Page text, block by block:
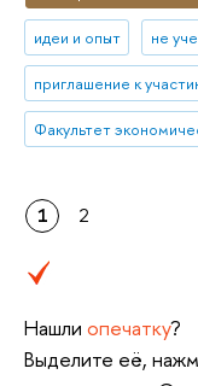
идеи и опыт не
приглашение к
Факультет
1 2
Нашли опечатку?
Выделите её,